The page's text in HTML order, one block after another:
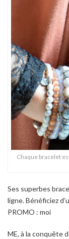
Chaque bracelet
Ses superbes
ligne. Bénéficiez
PROMO : moi
ME, à la conquête